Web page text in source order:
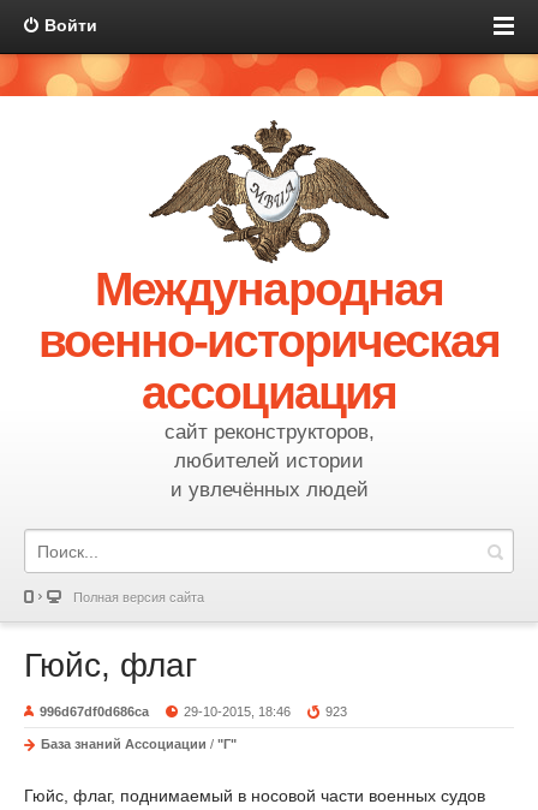
Войти
Международная
военно-историческая
ассоциация
сайт реконструкторов,
любителей истории
и увлечённых людей
Полная версия сайта
Гюйс, флаг
996d67df0d686ca 29-10-2015, 18:46 923
База знаний Ассоциации / "Г"
Гюйс, флаг, поднимаемый в носовой части военных судов